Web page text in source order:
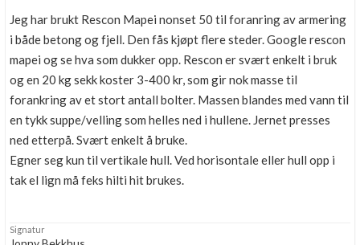
Jeg har brukt Rescon Mapei nonset 50 til foranring av armering
i både betong og fjell. Den fås kjøpt flere steder. Google rescon
mapei og se hva som dukker opp. Rescon er svært enkelt i bruk
og en 20 kg sekk koster 3-400 kr, som gir nok masse til
forankring av et stort antall bolter. Massen blandes med vann til
en tykk suppe/velling som helles ned i hullene. Jernet presses
ned etterpå. Svært enkelt å bruke.
Egner seg kun til vertikale hull. Ved horisontale eller hull opp i
tak el lign må feks hilti hit brukes.
Signatur